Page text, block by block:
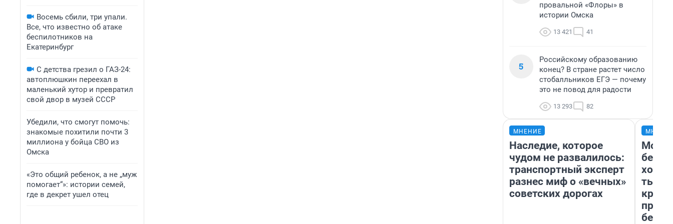
Восемь сбили, три упали.
Все, что известно об атаке
беспилотников на
Екатеринбург
С детства грезил о ГАЗ-24:
автоплюшкин переехал в
маленький хутор и превратил
свой двор в музей СССР
Убедили, что смогут помочь:
знакомые похитили почти 3
миллиона у бойца СВО из
Омска
«Это общий ребенок, а не „муж
помогает“»: истории семей,
где в декрет ушел отец
провальной «Флоры» в
истории Омска
13 421 41
5
Российскому образованию
конец? В стране растет число
стобалльников ЕГЭ — почему
это не повод для радости
13 293 82
МНЕНИЕ
Наследие, которое
чудом не развалилось:
транспортный эксперт
разнес миф о «вечных»
советских дорогах
Мой